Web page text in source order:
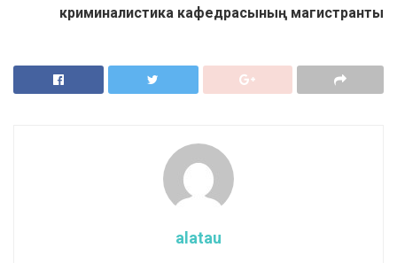
криминалистика кафедрасының магистранты
alatau